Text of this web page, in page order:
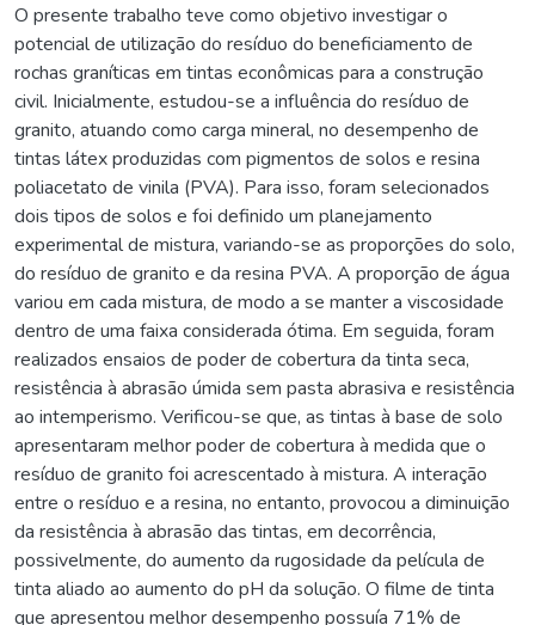
O presente trabalho teve como objetivo investigar o
potencial de utilização do resíduo do beneficiamento de
rochas graníticas em tintas econômicas para a construção
civil. Inicialmente, estudou-se a influência do resíduo de
granito, atuando como carga mineral, no desempenho de
tintas látex produzidas com pigmentos de solos e resina
poliacetato de vinila (PVA). Para isso, foram selecionados
dois tipos de solos e foi definido um planejamento
experimental de mistura, variando-se as proporções do solo,
do resíduo de granito e da resina PVA. A proporção de água
variou em cada mistura, de modo a se manter a viscosidade
dentro de uma faixa considerada ótima. Em seguida, foram
realizados ensaios de poder de cobertura da tinta seca,
resistência à abrasão úmida sem pasta abrasiva e resistência
ao intemperismo. Verificou-se que, as tintas à base de solo
apresentaram melhor poder de cobertura à medida que o
resíduo de granito foi acrescentado à mistura. A interação
entre o resíduo e a resina, no entanto, provocou a diminuição
da resistência à abrasão das tintas, em decorrência,
possivelmente, do aumento da rugosidade da película de
tinta aliado ao aumento do pH da solução. O filme de tinta
que apresentou melhor desempenho possuía 71% de